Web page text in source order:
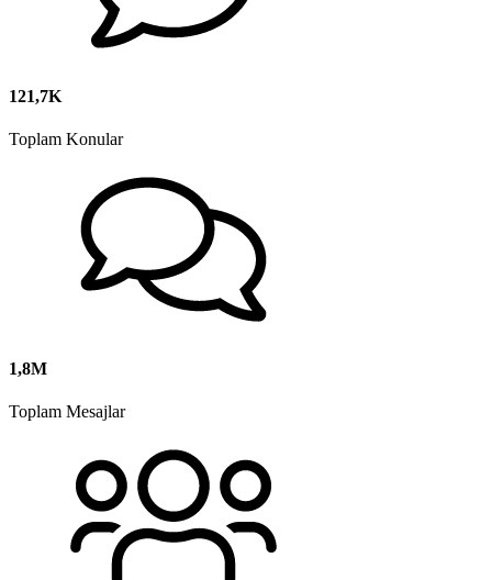
121,7K
Toplam Konular
1,8M
Toplam Mesajlar